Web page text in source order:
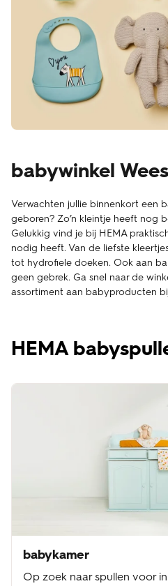
babywinkel
Verwachten jullie binnenkort een
geboren? Zo’n kleintje heeft nog
Gelukkig vind je bij HEMA
nodig heeft. Van de liefste
tot hydrofiele doeken. Ook aan
geen gebrek. Ga snel naar de
assortiment aan babyproducten
HEMA
babykamer
Op zoek naar spullen voor